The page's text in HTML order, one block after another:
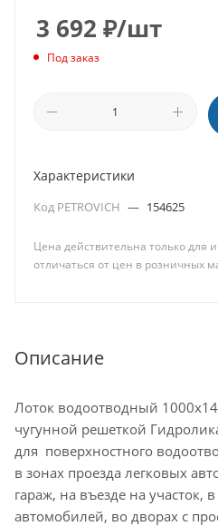
3 692 ₽/шт
Под заказ
Характеристики
Код PETROVICH — 154625
Цена действительна только для
отличаться от цен в розничных
Описание
Лоток водоотводный
чугунной решеткой
для поверхностного
в зонах проезда легковых
гараж, на въезде на участок,
автомобилей, во дворах с